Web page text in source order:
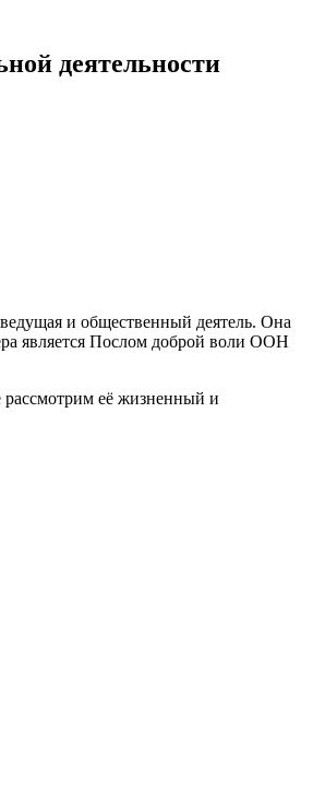
деятельности
и общественный деятель. Она
является Послом доброй воли ООН
её жизненный и